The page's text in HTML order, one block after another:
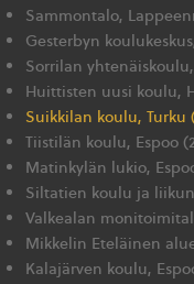
Sammontalo,
Gesterbyn
Sorrilan
Huittisten uusi koulu,
Suikkilan koulu, Turku
Tiistilän koulu, Espoo
Matinkylän lukio,
Siltatien koulu ja
Valkealan
Mikkelin Eteläinen
Kalajärven koulu,